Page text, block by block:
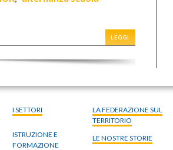
LEGGI
LA FEDERAZIONE SUL
TERRITORIO
I SETTORI
ISTRUZIONE E
FORMAZIONE
LE NOSTRE STORIE